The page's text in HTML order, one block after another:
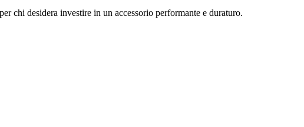
chi desidera investire in un accessorio performante e duraturo.